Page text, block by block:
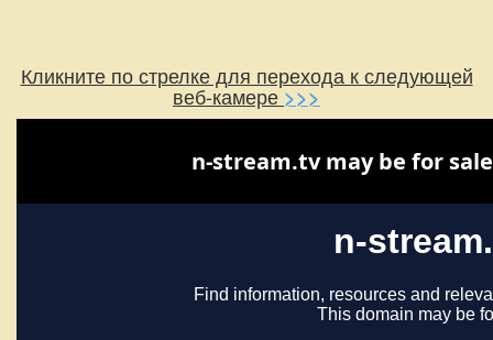
Кликните по стрелке для перехода к следующей
веб-камере >>>